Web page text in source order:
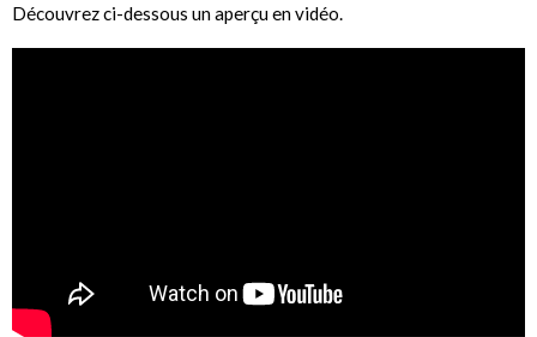
Découvrez ci-dessous un aperçu en vidéo.